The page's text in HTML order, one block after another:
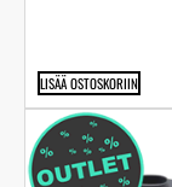
LISÄÄ OSTOSKORIIN